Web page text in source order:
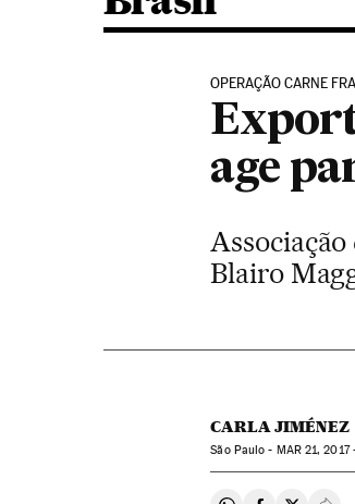
OPERAÇÃO CARNE
age
Blairo
CARLA JIMÉNEZ
São Paulo - MAR21, 2017